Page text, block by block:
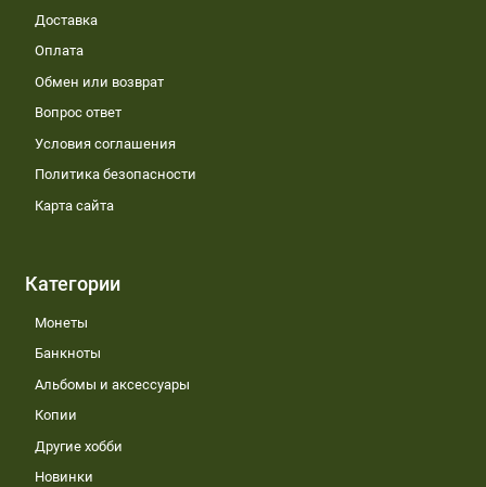
Доставка
Оплата
Обмен или возврат
Вопрос ответ
Условия соглашения
Политика безопасности
Карта сайта
Категории
Монеты
Банкноты
Альбомы и аксессуары
Копии
Другие хобби
Новинки